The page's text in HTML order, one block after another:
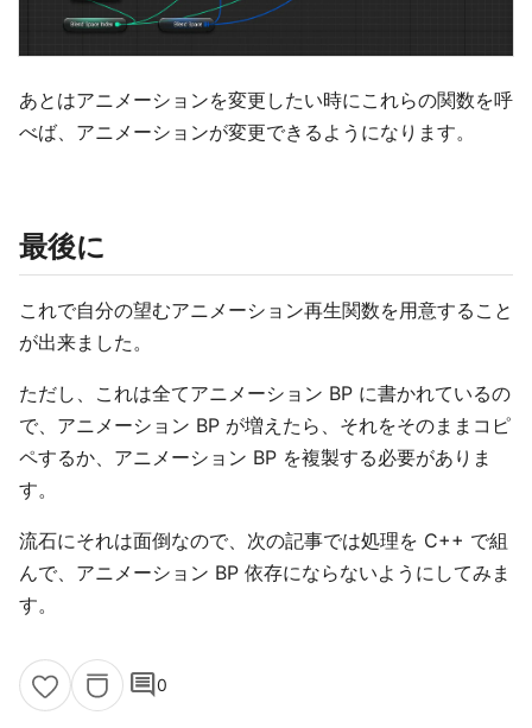
あとはアニメーションを変更したい時にこれらの関数を呼
べば、アニメーションが変更できるようになります。
最後に
これで自分の望むアニメーション再生関数を用意すること
が出来ました。
ただし、これは全てアニメーション BP に書かれているの
で、アニメーション BP が増えたら、それをそのままコピ
ペするか、アニメーション BP を複製する必要がありま
す。
流石にそれは面倒なので、次の記事では処理を C++ で組
んで、アニメーション BP 依存にならないようにしてみま
す。
comment0